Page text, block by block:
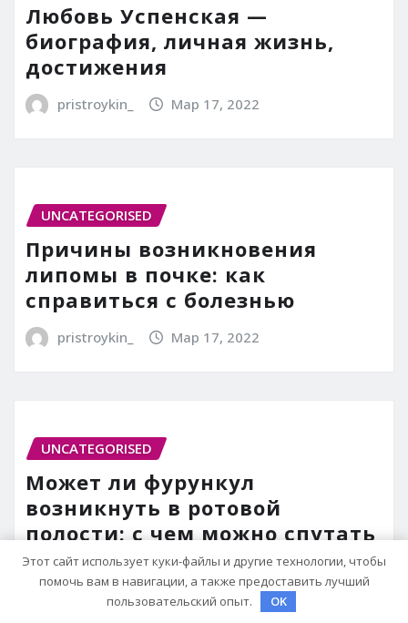
Любовь Успенская —
биография, личная жизнь,
достижения
pristroykin_ Мар 17, 2022
UNCATEGORISED
Причины возникновения
липомы в почке: как
справиться с болезнью
pristroykin_ Мар 17, 2022
UNCATEGORISED
Может ли фурункул
возникнуть в ротовой
полости: с чем можно спутать
чирей
pristroykin_ Мар 17, 2022
Этот сайт использует куки-файлы и другие технологии, чтобы
помочь вам в навигации, а также предоставить лучший
пользовательский опыт.
OK